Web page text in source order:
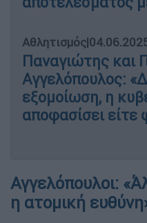
Αθλητισμός|
Παναγιώτης και
Αγγελόπουλος:
εξομοίωση, η
αποφασίσει είτε
Αγγελόπουλοι:
η ατομική